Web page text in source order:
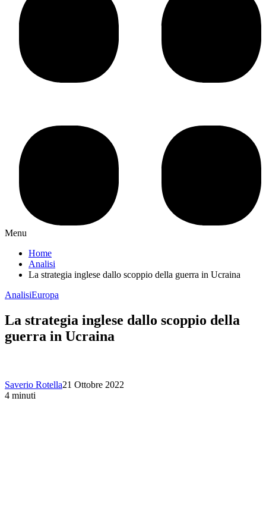
Menu
Home
Analisi
La strategia inglese dallo scoppio della guerra in Ucraina
AnalisiEuropa
La strategia inglese dallo scoppio della
guerra in Ucraina
Saverio Rotella21 Ottobre 2022
4 minuti